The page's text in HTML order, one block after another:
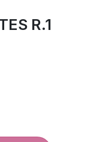
R.1